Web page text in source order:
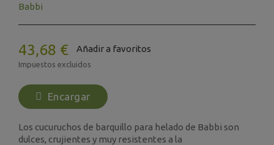
Babbi
43,68 € Añadir a favoritos
Impuestos excluidos
Encargar
Los cucuruchos de barquillo para helado de Babbi son
dulces, crujientes y muy resistentes a la